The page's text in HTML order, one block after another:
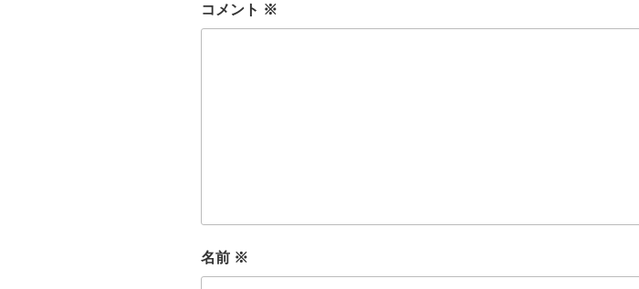
コメント ※
名前 ※